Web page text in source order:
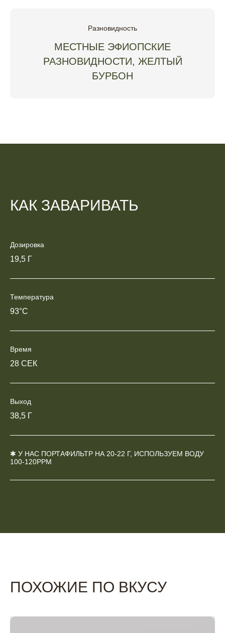
Разновидность
МЕСТНЫЕ ЭФИОПСКИЕ
РАЗНОВИДНОСТИ, ЖЕЛТЫЙ
БУРБОН
КАК ЗАВАРИВАТЬ
Дозировка
19,5 Г
Температура
93°C
Время
28 СЕК
Выход
38,5 Г
✱ У НАС ПОРТАФИЛЬТР НА 20-22 Г, ИСПОЛЬЗУЕМ ВОДУ
100-120PPM
ПОХОЖИЕ ПО ВКУСУ